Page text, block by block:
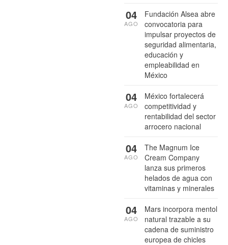
Fundación Alsea abre
convocatoria para
impulsar proyectos de
seguridad alimentaria,
educación y
empleabilidad en
México
04
AGO
México fortalecerá
competitividad y
rentabilidad del sector
arrocero nacional
04
AGO
The Magnum Ice
Cream Company
lanza sus primeros
helados de agua con
vitaminas y minerales
04
AGO
Mars incorpora mentol
natural trazable a su
cadena de suministro
europea de chicles
04
AGO